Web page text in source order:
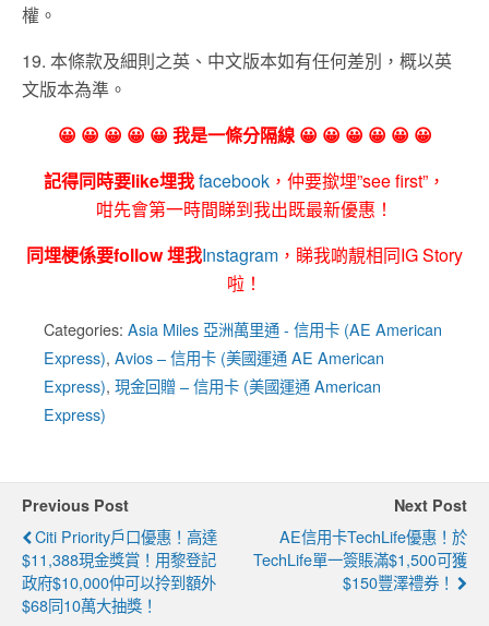
權。
19. 本條款及細則之英、中文版本如有任何差別，概以英
文版本為準。
😀 😀 😀 😀 😀 我是一條分隔線 😀 😀 😀 😀 😀 😀
記得同時要like埋我facebook ，仲要撳埋”see first”，
咁先會第一時間睇到我出既最新優惠！
同埋梗係要follow 埋我Instagram ，睇我啲靚相同IG Story
啦！
Categories: Asia Miles 亞洲萬里通 - 信用卡 (AE American
Express), Avios – 信用卡 (美國運通 AE American
Express), 現金回贈 – 信用卡 (美國運通 American
Express)
Previous Post
Citi Priority戶口優惠！高達
$11,388現金獎賞！用黎登記
政府$10,000仲可以拎到額外
$68同10萬大抽獎！
Next Post
AE信用卡TechLife優惠！於
TechLife單一簽賬滿$1,500可獲
$150豐澤禮券！